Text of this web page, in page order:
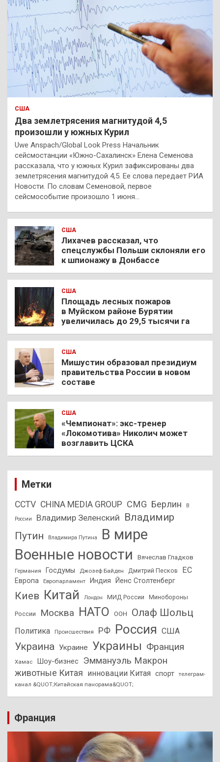
США
Два землетрясения магнитудой 4,5
произошли у южных Курил
Uwe Anspach/Global Look Press Начальник
сейсмостанции «Южно-Сахалинск» Елена Семенова
рассказала, что у южных Курил зафиксированы два
землетрясения магнитудой 4,5. Ее слова передает РИА
Новости. По словам Семеновой, первое
сейсмособытие произошло 1 июня…
США
Лихачев рассказал, что
спецслужбы Польши склоняли его
к шпионажу в Донбассе
США
Площадь лесных пожаров
в Муйском районе Бурятии
увеличилась до 29,5 тысячи га
США
Мишустин образовал президиум
правительства России в новом
составе
США
«Чемпионат»: экс-тренер
«Локомотива» Николич может
возглавить ЦСКА
Метки
CCTV CHINA MEDIA GROUP CMG Берлин В
России Владимир Зеленский Владимир
Путин
Владимира Путина
В мире
Военные новости
Вячеслав Гладков
Германия Госдумы Джозеф Байден Дмитрий Песков ЕС
Европа Европарламент Индия Йенс Столтенберг
Киев Китай Лондон МИД России Минобороны
России Москва НАТО ООН Олаф Шольц
Политика Происшествия РФ Россия США
Украина Украине Украины Франция
Хамас Шоу-бизнес Эммануэль Макрон
животные Китая инновации Китая спорт
телеграм-
канал &QUOT;Китайская панорама&QUOT;
Франция